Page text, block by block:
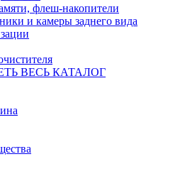
флеш-накопители
и камеры заднего вида
ВЕСЬ КАТАЛОГ